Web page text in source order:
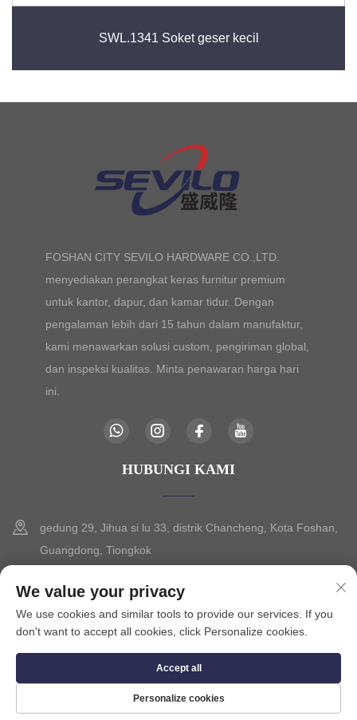
SWL.1341 Soket geser kecil
FOSHAN CITY SEVILO HARDWARE CO.,LTD.
menyediakan perangkat keras furnitur premium
untuk kantor, dapur, dan kamar tidur. Dengan
pengalaman lebih dari 15 tahun dalam manufaktur,
kami menawarkan solusi custom, pengiriman global,
dan inspeksi kualitas. Minta penawaran harga hari
ini.
HUBUNGI KAMI
gedung 29, Jihua si lu 33, distrik Chancheng, Kota Foshan,
Guangdong, Tiongkok
+86-13630015425
[email protected]
Hak Cipta © 2025 oleh FOSHAN CITY SEVILO HARDWARE CO.,LTD.
Kebijakan Privasi
We value your privacy
We use cookies and similar tools to provide our services. If you
don't want to accept all cookies, click Personalize cookies.
Personalize cookies
Accept all